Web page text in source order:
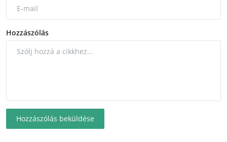
Hozzászólás
Hozzászólás beküldése